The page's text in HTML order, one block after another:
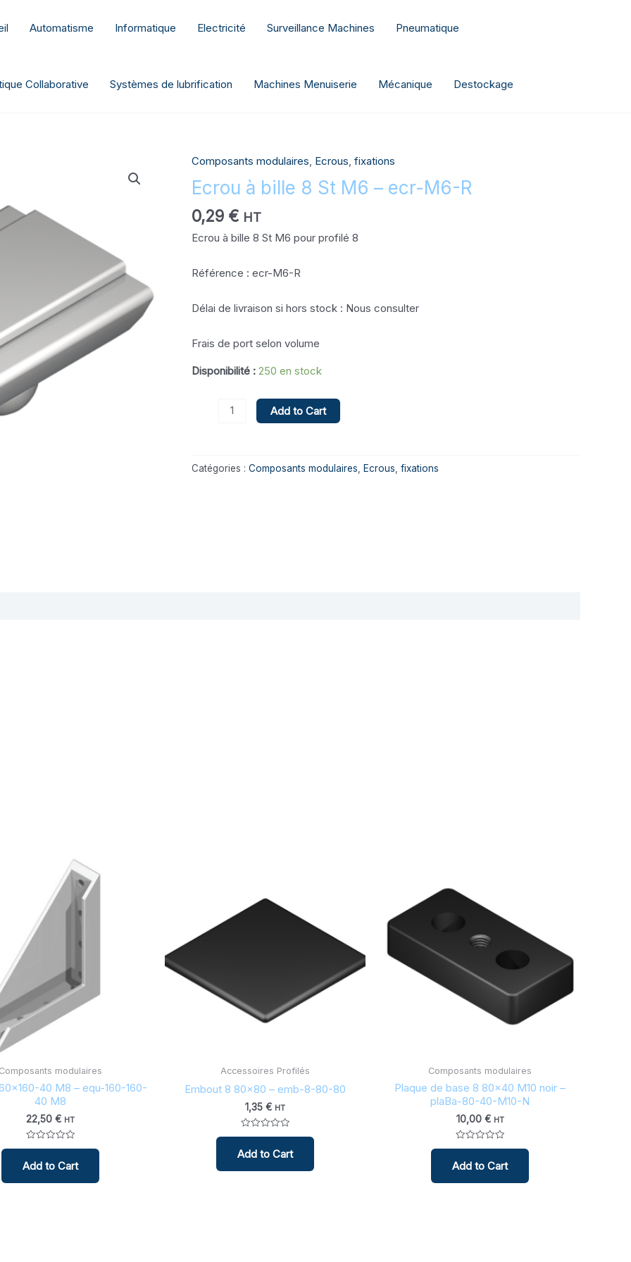
Automatisme Informatique Electricité Surveillance Machines Pneumatique
Collaborative Systèmes de lubrification Machines Menuiserie Mécanique Destockage
Composants modulaires, Ecrous, fixations
Ecrou à bille 8 St M6 – ecr-M6-R
0,29 € HT
Ecrou à bille 8 St M6 pour profilé 8
Référence : ecr-M6-R
Délai de livraison si hors stock : Nous consulter
Frais de port selon volume
Disponibilité : 250 en stock
quantité
de
Ecrou
à
bille
M6
ecr-
R
Add to Cart
Catégories : Composants modulaires, Ecrous, fixations
Composants modulaires
40 M8 – equ-160-160-
40 M8
22,50 € HT
Note
sur
5
Add to Cart
Accessoires Profilés
Embout 8 80×80 – emb-8-80-80
1,35 € HT
Note
sur
5
Add to Cart
Composants modulaires
Plaque de base 8 80×40 M10 noir –
plaBa-80-40-M10-N
10,00 € HT
Note
sur
5
Add to Cart